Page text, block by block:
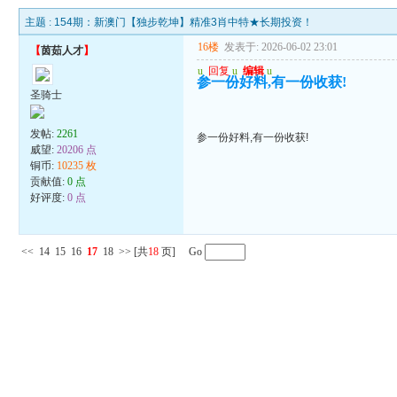
主题 : 154期：新澳门【独步乾坤】精准3肖中特★长期投资！
【茵茹人才】
圣骑士
发帖:2261
威望:20206 点
铜币: 10235 枚
贡献值:0 点
好评度:0 点
16楼 发表于: 2026-06-02 23:01
u 回复 u 编辑 u
参一份好料,有一份收获!
参一份好料,有一份收获!
<< 14 15 16 17 18 >> [共18 页] Go